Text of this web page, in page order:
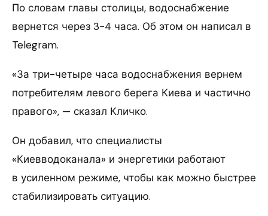
По словам главы столицы, водоснабжение
вернется через 3−4 часа. Об этом он написал в
Telegram.
«За три-четыре часа водоснабжения вернем
потребителям левого берега Киева и частично
правого», — сказал Кличко.
Он добавил, что специалисты
«Киевводоканала» и энергетики работают
в усиленном режиме, чтобы как можно быстрее
стабилизировать ситуацию.